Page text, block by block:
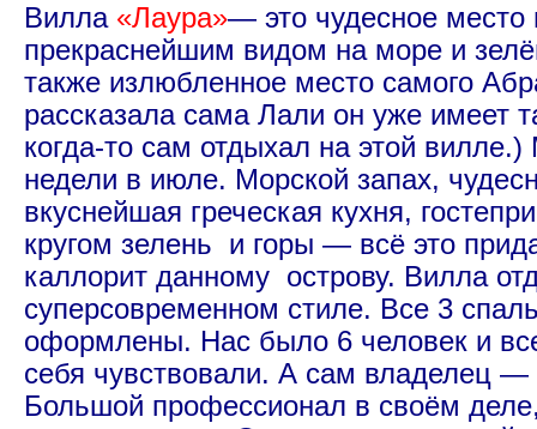
Вилла «Лаура»— это чудесное место
прекраснейшим видом на море и
также излюбленное место самого
рассказала сама Лали он уже имеет
когда-то сам отдыхал на этой
недели в июле. Морской запах,
вкуснейшая греческая кухня,
кругом зелень и горы — всё это
каллорит данному острову. Вилла
суперсовременном стиле. Все 3
оформлены. Нас было 6 человек и
себя чувствовали. А сам владелец —
Большой профессионал в своём